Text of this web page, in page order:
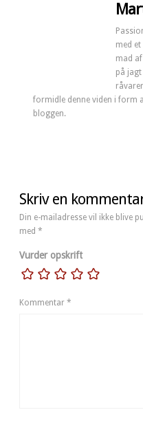
med
mad
på
formidle denne viden i form
bloggen.
Skriv en
Din e-mailadresse vil ikke blive
med *
Vurder opskrift
Kommentar *